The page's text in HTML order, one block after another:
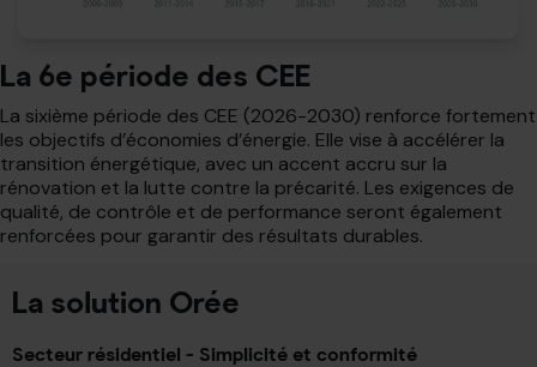
La 6e période des CEE
La sixième période des CEE (2026-2030) renforce fortement
les objectifs d’économies d’énergie. Elle vise à accélérer la
transition énergétique, avec un accent accru sur la
rénovation et la lutte contre la précarité. Les exigences de
qualité, de contrôle et de performance seront également
renforcées pour garantir des résultats durables.
La solution Orée
Secteur résidentiel - Simplicité et conformité